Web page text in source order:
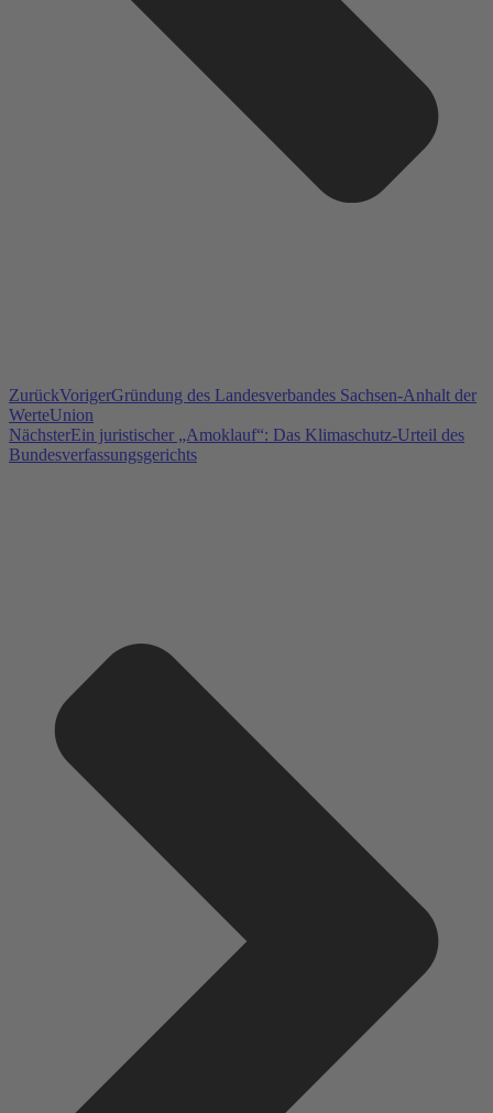
ZurückVorigerGründung des Landesverbandes Sachsen-Anhalt der
WerteUnion
NächsterEin juristischer „Amoklauf“: Das Klimaschutz-Urteil des
Bundesverfassungsgerichts